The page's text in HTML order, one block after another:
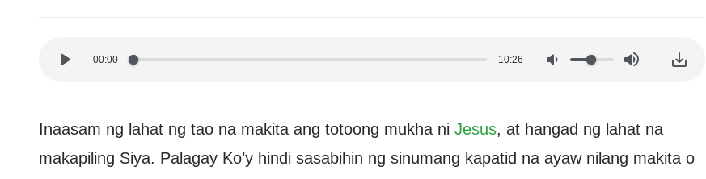
00:00 10:26
Inaasam ng lahat ng tao na makita ang totoong mukha ni Jesus, at hangad ng lahat na
makapiling Siya. Palagay Ko’y hindi sasabihin ng sinumang kapatid na ayaw nilang makita o